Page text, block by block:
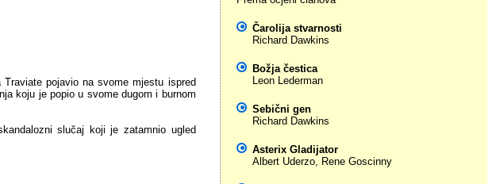
pojavio na svome mjestu ispred
koju je popio u svome dugom i burnom
slučaj koji je zatamnio ugled
Čarolija stvarnosti
Richard Dawkins
Božja čestica
Leon Lederman
Sebični gen
Richard Dawkins
Asterix Gladijator
Albert Uderzo, Rene Goscinny